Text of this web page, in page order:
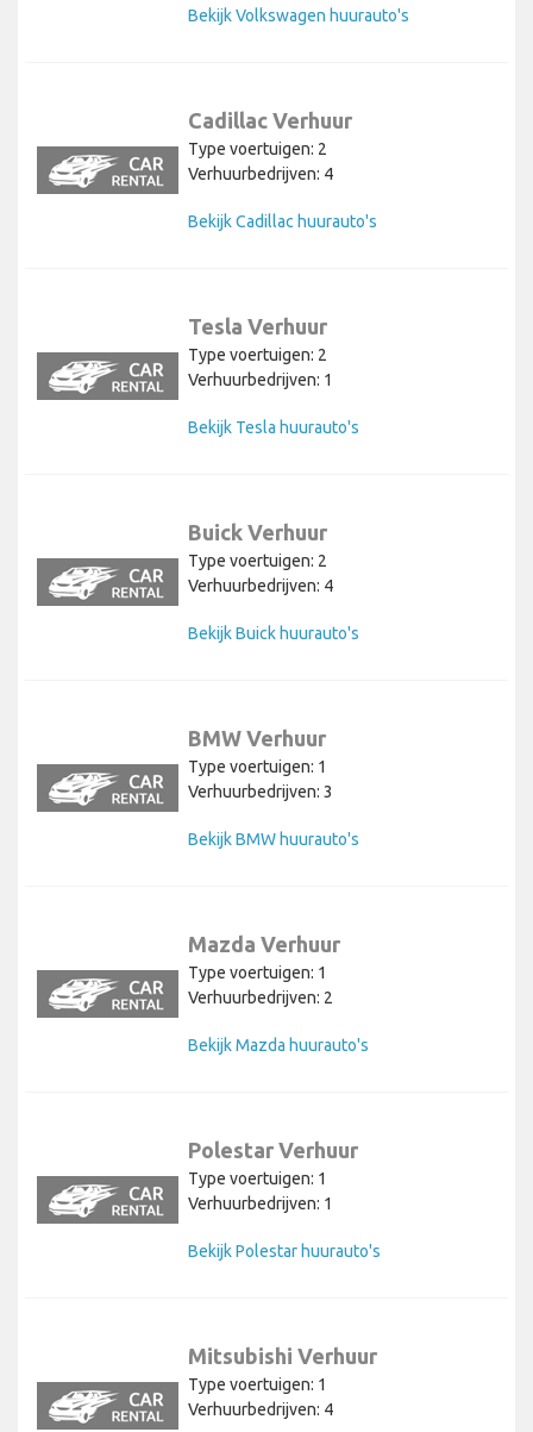
Bekijk Volkswagen huurauto's
Cadillac Verhuur
Type voertuigen: 2
Verhuurbedrijven: 4
Bekijk Cadillac huurauto's
Tesla Verhuur
Type voertuigen: 2
Verhuurbedrijven: 1
Bekijk Tesla huurauto's
Buick Verhuur
Type voertuigen: 2
Verhuurbedrijven: 4
Bekijk Buick huurauto's
BMW Verhuur
Type voertuigen: 1
Verhuurbedrijven: 3
Bekijk BMW huurauto's
Mazda Verhuur
Type voertuigen: 1
Verhuurbedrijven: 2
Bekijk Mazda huurauto's
Polestar Verhuur
Type voertuigen: 1
Verhuurbedrijven: 1
Bekijk Polestar huurauto's
Mitsubishi Verhuur
Type voertuigen: 1
Verhuurbedrijven: 4